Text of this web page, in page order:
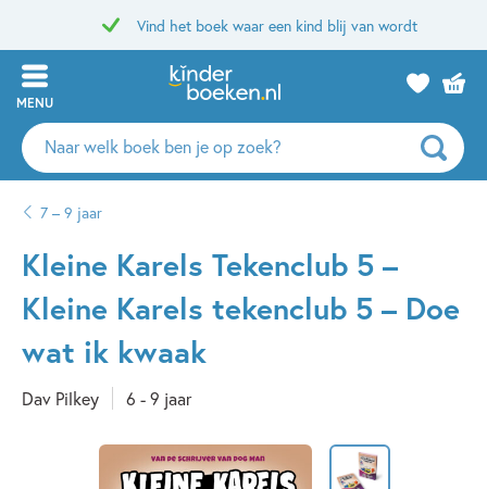
Vind het boek waar een kind blij van wordt
MENU
Zoeken
naar
auteurs
uitgevers
7 – 9 jaar
Kleine Karels Tekenclub 5 –
Kleine Karels tekenclub 5 – Doe
wat ik kwaak
Dav Pilkey 6 - 9 jaar